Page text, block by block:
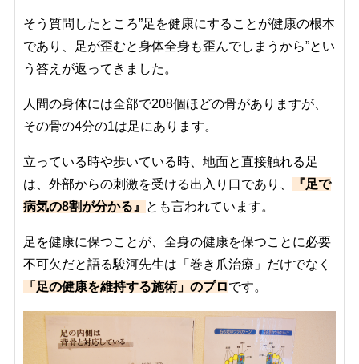
そう質問したところ”足を健康にすることが健康の根本
であり、足が歪むと身体全身も歪んでしまうから”とい
う答えが返ってきました。
人間の身体には全部で208個ほどの骨がありますが、
その骨の4分の1は足にあります。
立っている時や歩いている時、地面と直接触れる足
は、外部からの刺激を受ける出入り口であり、
『足で
病気の8割が分かる』
とも言われています。
足を健康に保つことが、全身の健康を保つことに必要
不可欠だと語る駿河先生は「巻き爪治療」だけでなく
「足の健康を維持する施術」のプロです。